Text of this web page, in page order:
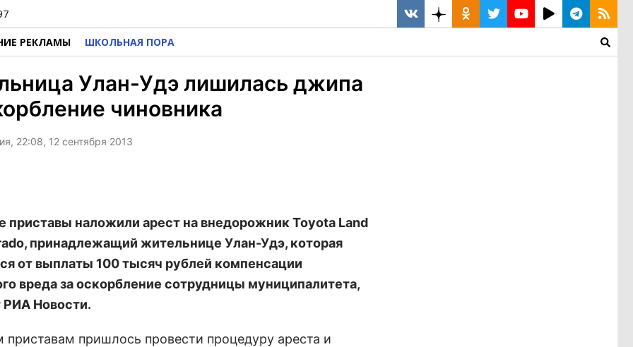
РЕКЛАМЫ ШКОЛЬНАЯ ПОРА
Улан-Удэ лишилась джипа
чиновника
22:08, 12 сентября 2013
приставы наложили арест на внедорожник Toyota Land
принадлежащий жительнице Улан-Удэ, которая
от выплаты 100 тысяч рублей компенсации
вреда за оскорбление сотрудницы муниципалитета,
РИА Новости.
пришлось провести процедуру ареста и